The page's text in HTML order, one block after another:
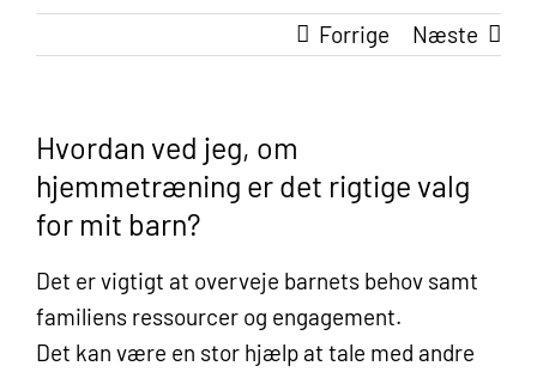
Bliv
Forrige Næste
Hvordan ved jeg, om
hjemmetræning er det rigtige valg
for mit barn?
Det er vigtigt at overveje barnets behov samt
familiens ressourcer og engagement.
Det kan være en stor hjælp at tale med andre